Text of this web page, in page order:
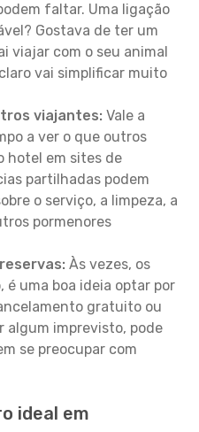
faltar. Uma ligação
Gostava de ter um
viajar com o seu animal
vai simplificar muito
viajantes: Vale a
a ver o que outros
hotel em sites de
partilhadas podem
o serviço, a limpeza, a
pormenores
Às vezes, os
é uma boa ideia optar por
gratuito ou
algum imprevisto, pode
se preocupar com
ideal em